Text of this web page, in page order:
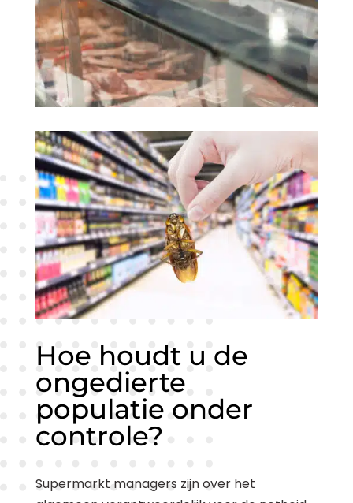
Hoe houdt u de
ongedierte
populatie onder
controle?
Supermarkt managers zijn over het